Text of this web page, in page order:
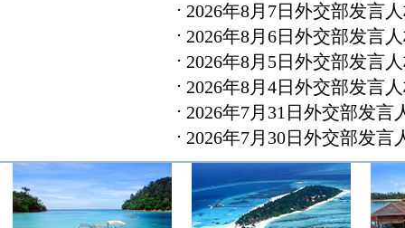
2026年8月7日外交部发言
2026年8月6日外交部发言
2026年8月5日外交部发言
2026年8月4日外交部发言
2026年7月31日外交部发
2026年7月30日外交部发